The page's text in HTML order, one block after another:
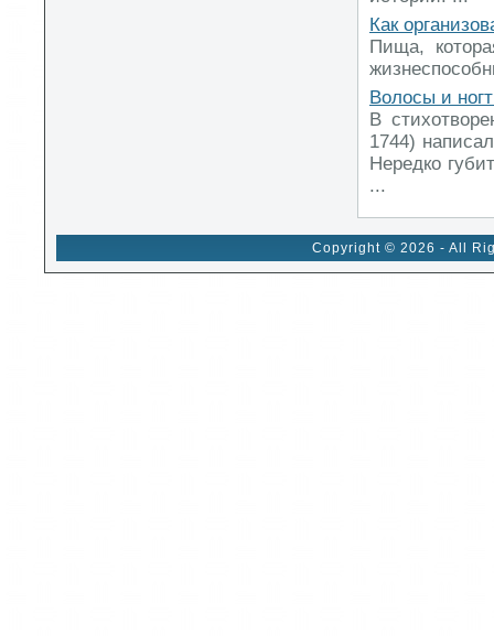
Как
Пища,
Волосы и
В
1744)
Нередко
...
Copyright © 2026 - All